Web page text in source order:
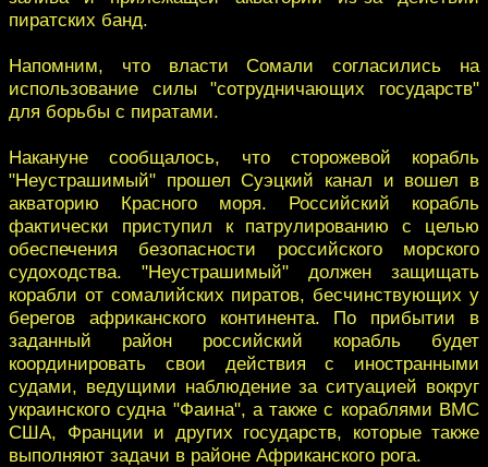
пиратских банд.
Напомним, что власти Сомали согласились на
использование силы "сотрудничающих государств"
для борьбы с пиратами.
Накануне сообщалось, что сторожевой корабль
"Неустрашимый" прошел Суэцкий канал и вошел в
акваторию Красного моря. Российский корабль
фактически приступил к патрулированию с целью
обеспечения безопасности российского морского
судоходства. "Неустрашимый" должен защищать
корабли от сомалийских пиратов, бесчинствующих у
берегов африканского континента. По прибытии в
заданный район российский корабль будет
координировать свои действия с иностранными
судами, ведущими наблюдение за ситуацией вокруг
украинского судна "Фаина", а также с кораблями ВМС
США, Франции и других государств, которые также
выполняют задачи в районе Африканского рога.